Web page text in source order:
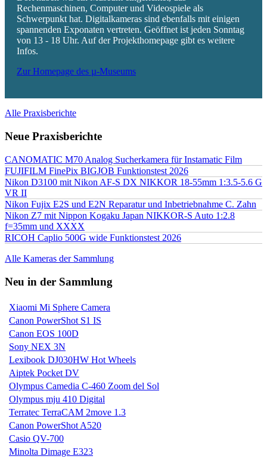
Rechenmaschinen, Computer und Videospiele als
Schwerpunkt hat. Digitalkameras sind ebenfalls mit einigen
spannenden Exponaten vertreten. Geöffnet ist jeden Sonntag
von 13 - 18 Uhr. Auf der Projekthomepage gibt es weitere
Infos.
Zur Homepage des µ-Museums
Alle Praxisberichte
Neue Praxisberichte
CANOMATIC M70 Analog Sucherkamera für Instamatic Film
FUJIFILM FinePix BIGJOB Funktionstest 2026
Nikon D3100 mit Nikon AF-S DX NIKKOR 18-55mm 1:3.5-5.6 G
VR II
Nikon Fujix E2S und E2N Reparatur und Inbetriebnahme C. Zahn
Nikon Z7 mit Nippon Kogaku Japan NIKKOR-S Auto 1:2.8
f=35mm und XXXX
RICOH Caplio 500G wide Funktionstest 2026
Alle Kameras der Sammlung
Neu in der Sammlung
Xiaomi Mi Sphere Camera
Canon PowerShot S1 IS
Canon EOS 100D
Sony NEX 3N
Lexibook DJ030HW Hot Wheels
Aiptek Pocket DV
Olympus Camedia C-460 Zoom del Sol
Olympus mju 410 Digital
Terratec TerraCAM 2move 1.3
Canon PowerShot A520
Casio QV-700
Minolta Dimage E323